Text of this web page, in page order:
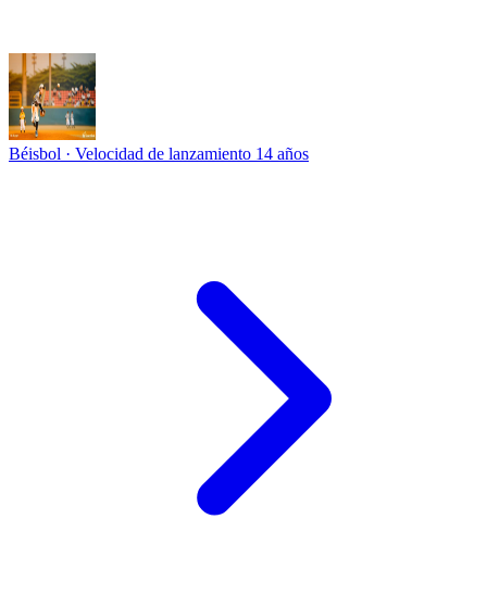
Béisbol · Velocidad de lanzamiento 14 años